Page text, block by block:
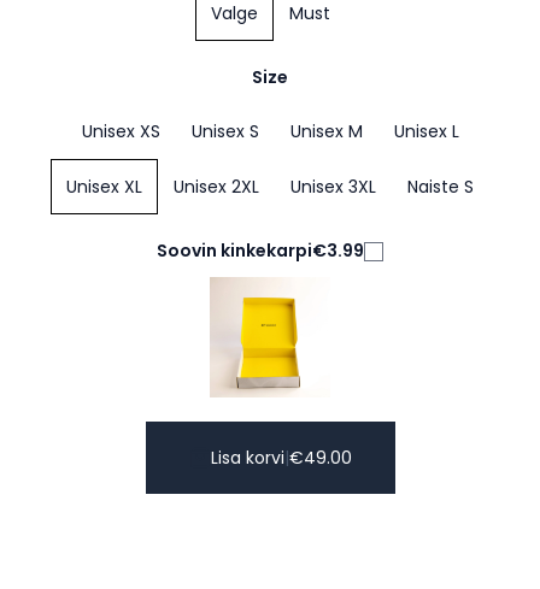
Valge Must
Size
Unisex XS Unisex S Unisex M Unisex L
Unisex XL Unisex 2XL Unisex 3XL Naiste S
Soovin kinkekarpi€3.99
Lisa korvi|€49.00